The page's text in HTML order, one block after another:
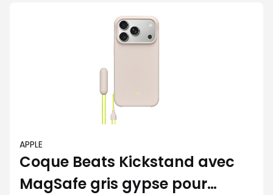
APPLE
Coque Beats Kickstand avec
MagSafe gris gypse pour